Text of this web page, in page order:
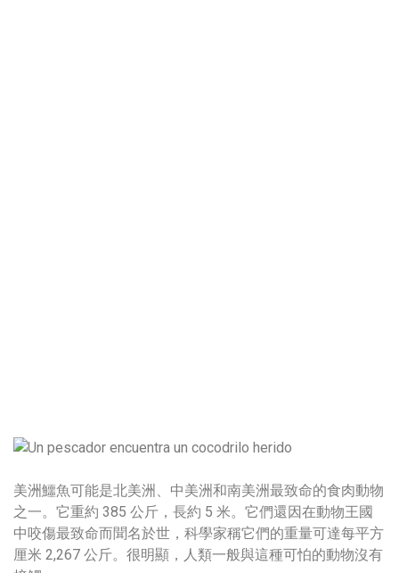
美洲鱷魚可能是北美洲、中美洲和南美洲最致命的食肉動物
之一。它重約 385 公斤，長約 5 米。它們還因在動物王國
中咬傷最致命而聞名於世，科學家稱它們的重量可達每平方
厘米 2,267 公斤。很明顯，人類一般與這種可怕的動物沒有